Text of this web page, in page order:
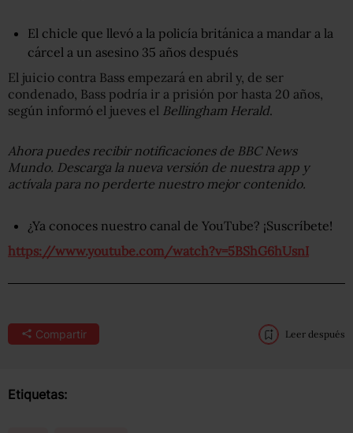
El chicle que llevó a la policía británica a mandar a la
cárcel a un asesino 35 años después
El juicio contra Bass empezará en abril y, de ser
condenado, Bass podría ir a prisión por hasta 20 años,
según informó el jueves el Bellingham Herald.
Ahora puedes recibir notificaciones de BBC News
Mundo. Descarga la nueva versión de nuestra app y
actívala para no perderte nuestro mejor contenido.
¿Ya conoces nuestro canal de YouTube? ¡Suscríbete!
https://www.youtube.com/watch?v=5BShG6hUsnI
Compartir Leer después
Etiquetas: